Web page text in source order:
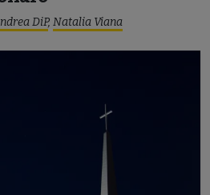
DiP, Natalia Viana